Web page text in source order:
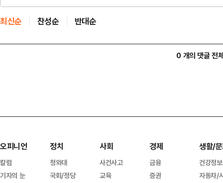
최신순 찬성순 반대순
0 개의 댓글 전
오피니언
칼럼
기자의 눈
정치
청와대
국회/정당
사회
사건사고
교육
경제
금융
증권
생활/
건강정보
자동차/